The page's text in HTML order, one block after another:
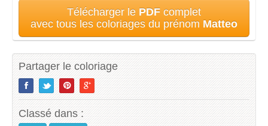
Télécharger le PDF complet
avec tous les coloriages du prénom Matteo
Partager le coloriage
Classé dans :